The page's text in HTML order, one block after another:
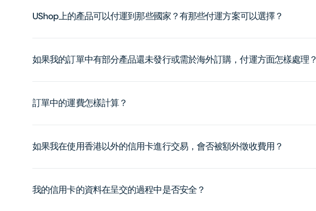
UShop上的產品可以付運到那些國家？有那些付運方案可以選擇？
如果我的訂單中有部分產品還未發行或需於海外訂購，付運方面怎樣處理？
訂單中的運費怎樣計算？
如果我在使用香港以外的信用卡進行交易，會否被額外徵收費用？
我的信用卡的資料在呈交的過程中是否安全？